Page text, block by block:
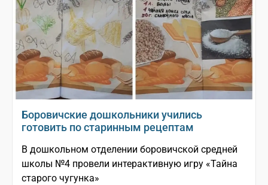
Боровичские дошкольники учились
готовить по старинным рецептам
В дошкольном отделении боровичской средней
школы №4 провели интерактивную игру «Тайна
старого чугунка»